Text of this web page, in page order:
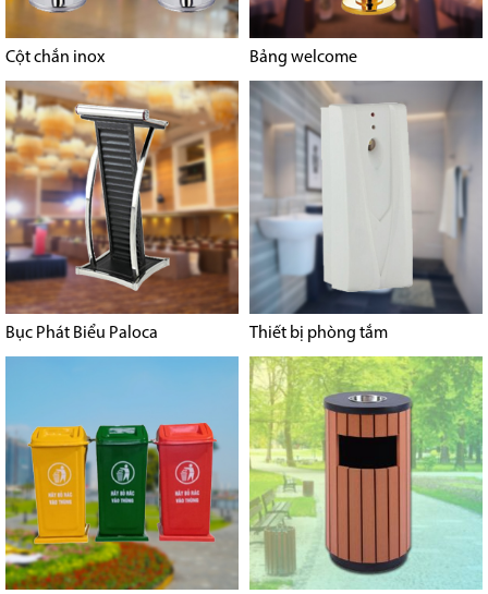
Cột chắn inox Bảng welcome
Bục Phát Biểu Paloca Thiết bị phòng tắm